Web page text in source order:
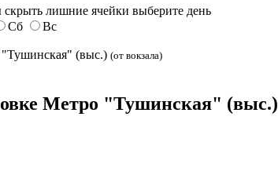
лишние ячейки выберите день
Сб
Вс
"Тушинская" (выс.) (от вокзала)
Метро "Тушинская" (выс.)